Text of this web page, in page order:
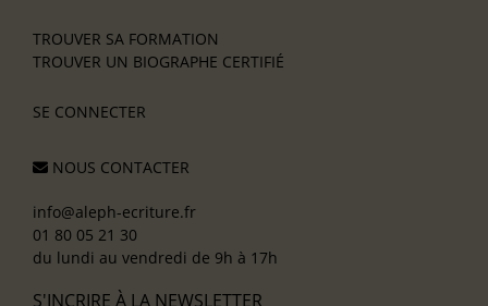
TROUVER SA FORMATION
TROUVER UN BIOGRAPHE CERTIFIÉ
SE CONNECTER
NOUS CONTACTER
info@aleph-ecriture.fr
01 80 05 21 30
du lundi au vendredi de 9h à 17h
S'INCRIRE À LA NEWSLETTER